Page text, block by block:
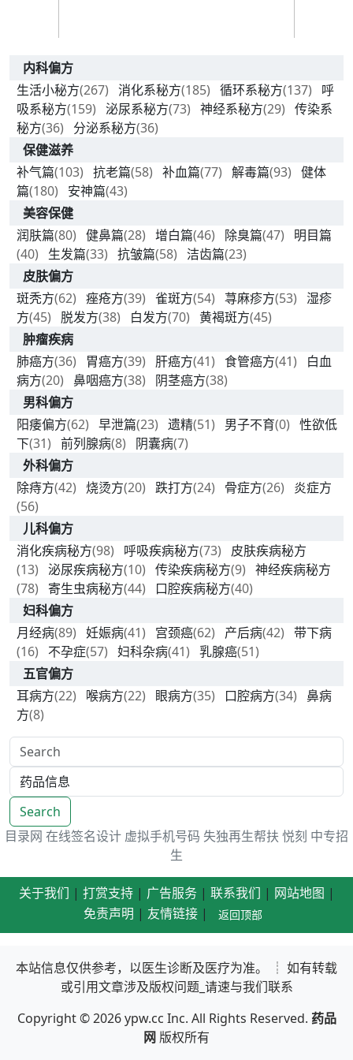
内科偏方
生活小秘方(267) 消化系秘方(185) 循环系秘方(137)
呼
吸系秘方(159) 泌尿系秘方(73) 神经系秘方(29) 传染系
秘方(36) 分泌系秘方(36)
保健滋养
补气篇(103) 抗老篇(58) 补血篇(77) 解毒篇(93) 健体
篇(180) 安神篇(43)
美容保健
润肤篇(80) 健鼻篇(28) 增白篇(46) 除臭篇(47)
明目篇
(40)
生发篇(33) 抗皱篇(58) 洁齿篇(23)
皮肤偏方
斑秃方(62) 痤疮方(39) 雀斑方(54) 荨麻疹方(53)
湿疹
方(45) 脱发方(38) 白发方(70) 黄褐斑方(45)
肿瘤疾病
肺癌方(36) 胃癌方(39) 肝癌方(41) 食管癌方(41)
白血
病方(20) 鼻咽癌方(38) 阴茎癌方(38)
男科偏方
阳痿偏方(62) 早泄篇(23) 遗精(51) 男子不育(0) 性欲低
下(31) 前列腺病(8) 阴囊病(7)
外科偏方
除痔方(42) 烧烫方(20) 跌打方(24) 骨症方(26)
炎症方
(56)
儿科偏方
消化疾病秘方(98) 呼吸疾病秘方(73)
皮肤疾病秘方
(13) 泌尿疾病秘方(10) 传染疾病秘方(9) 神经疾病秘方
(78)
寄生虫病秘方(44) 口腔疾病秘方(40)
妇科偏方
月经病(89) 妊娠病(41) 宫颈癌(62) 产后病(42) 带下病
(16)
不孕症(57) 妇科杂病(41) 乳腺癌(51)
五官偏方
耳病方(22) 喉病方(22) 眼病方(35) 口腔病方(34) 鼻病
方(8)
Search
目录网 在线签名设计 虚拟手机号码 失独再生帮扶 悦刻 中专招
生
关于我们 | 打赏支持| 广告服务| 联系我们 | 网站地图 |
免责声明 | 友情链接 | 返回顶部
本站信息仅供参考，以医生诊断及医疗为准。 ┊ 如有转载
或引用文章涉及版权问题_请速与我们联系
Copyright © 2026ypw.cc Inc. All Rights Reserved. 药品
网 版权所有